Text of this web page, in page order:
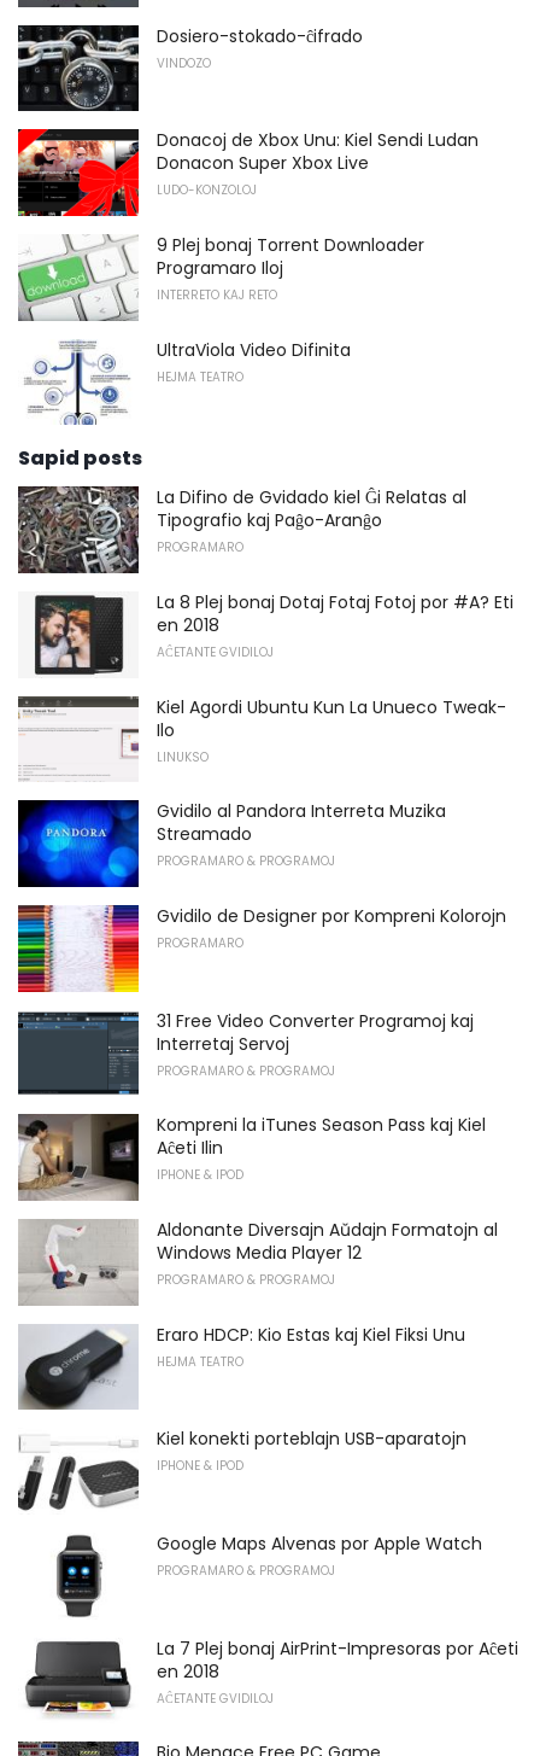
Dosiero-stokado-ĉifrado
VINDOZO
Donacoj de Xbox Unu: Kiel Sendi Ludan
Donacon Super Xbox Live
LUDO-KONZOLOJ
9 Plej bonaj Torrent Downloader
Programaro Iloj
INTERRETO KAJ RETO
UltraViola Video Difinita
HEJMA TEATRO
Sapid posts
La Difino de Gvidado kiel Ĝi Relatas al
Tipografio kaj Paĝo-Aranĝo
PROGRAMARO
La 8 Plej bonaj Dotaj Fotaj Fotoj por #A? Eti
en 2018
AĈETANTE GVIDILOJ
Kiel Agordi Ubuntu Kun La Unueco Tweak-
Ilo
LINUKSO
Gvidilo al Pandora Interreta Muzika
Streamado
PROGRAMARO & PROGRAMOJ
Gvidilo de Designer por Kompreni Kolorojn
PROGRAMARO
31 Free Video Converter Programoj kaj
Interretaj Servoj
PROGRAMARO & PROGRAMOJ
Kompreni la iTunes Season Pass kaj Kiel
Aĉeti Ilin
IPHONE & IPOD
Aldonante Diversajn Aŭdajn Formatojn al
Windows Media Player 12
PROGRAMARO & PROGRAMOJ
Eraro HDCP: Kio Estas kaj Kiel Fiksi Unu
HEJMA TEATRO
Kiel konekti porteblajn USB-aparatojn
IPHONE & IPOD
Google Maps Alvenas por Apple Watch
PROGRAMARO & PROGRAMOJ
La 7 Plej bonaj AirPrint-Impresoras por Aĉeti
en 2018
AĈETANTE GVIDILOJ